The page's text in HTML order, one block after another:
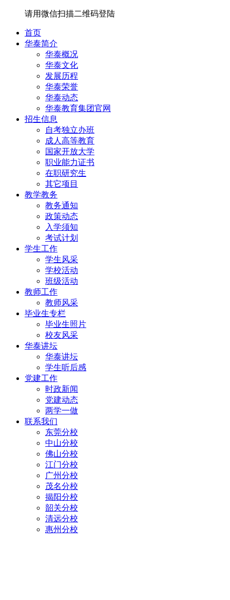
请用微信扫描二维码登陆
首页
华泰简介
华泰概况
华泰文化
发展历程
华泰荣誉
华泰动态
华泰教育集团官网
招生信息
自考独立办班
成人高等教育
国家开放大学
职业能力证书
在职研究生
其它项目
教学教务
教务通知
政策动态
入学须知
考试计划
学生工作
学生风采
学校活动
班级活动
教师工作
教师风采
毕业生专栏
毕业生照片
校友风采
华泰讲坛
华泰讲坛
学生听后感
党建工作
时政新闻
党建动态
两学一做
联系我们
东莞分校
中山分校
佛山分校
江门分校
广州分校
茂名分校
揭阳分校
韶关分校
清远分校
惠州分校